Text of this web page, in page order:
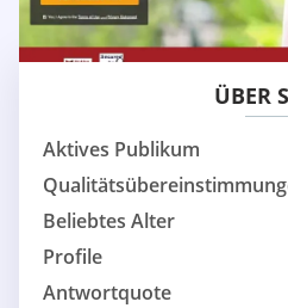
ÜBER
Aktives Publikum
Beliebtes Alter
Profile
Antwortquote